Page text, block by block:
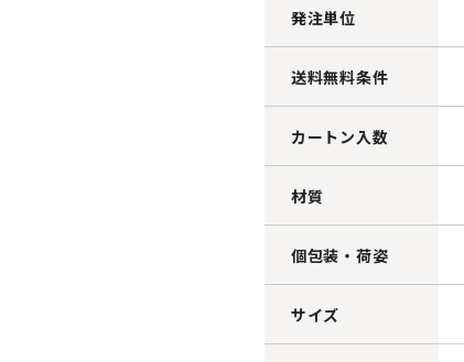
発注単位
送料無料条件
カートン入数
材質
個包装・荷姿
サイズ